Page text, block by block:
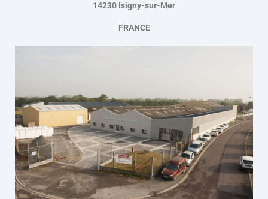
14230 Isigny-sur-Mer
FRANCE